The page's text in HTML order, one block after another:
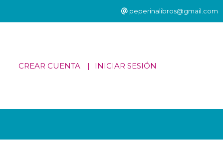
peperinalibros@gmail.com
CREAR CUENTA INICIAR SESIÓN